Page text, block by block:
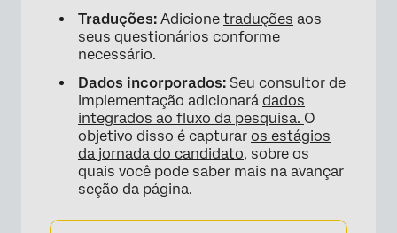
Traduções: Adicione traduções aos
seus questionários conforme
necessário.
Dados incorporados: Seu consultor de
implementação adicionará dados
integrados ao fluxo da pesquisa. O
objetivo disso é capturar os estágios
da jornada do candidato, sobre os
quais você pode saber mais na avançar
seção da página.